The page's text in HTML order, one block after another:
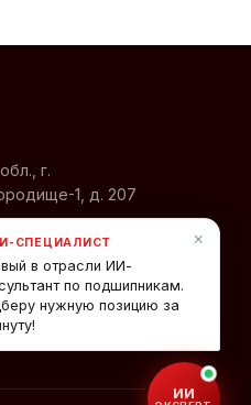
г.
1, д. 207
×
СПЕЦИАЛИСТ
в отрасли ИИ-
по подшипникам.
нужную позицию за
ИИ